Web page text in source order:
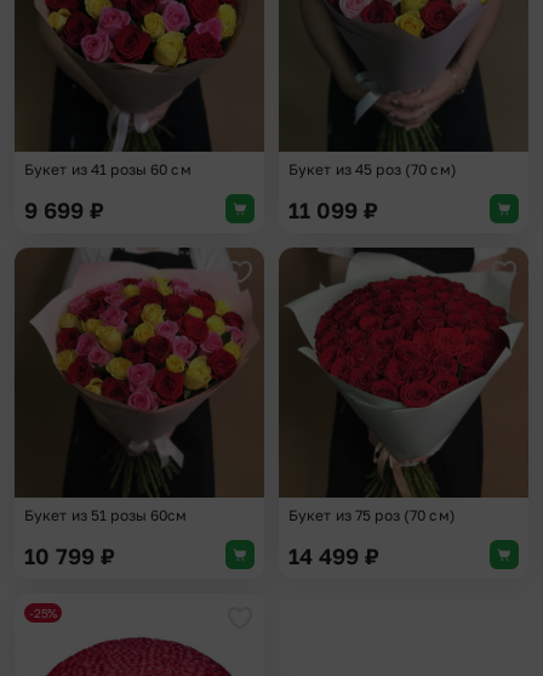
Букет из 41 розы 60 см
9 699 ₽
Букет из 45 роз (70 см)
11 099 ₽
Добавить в избранное
Букет из 51 розы 60см
10 799 ₽
Букет из 75 роз (70 см)
14 499 ₽
-25%